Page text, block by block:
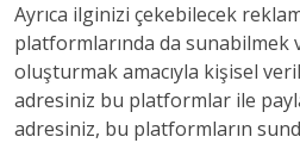
Ayrıca ilginizi çekebilecek
platformlarında da sunabilmek
oluşturmak amacıyla kişisel
adresiniz bu platformlar ile
adresiniz, bu platformların